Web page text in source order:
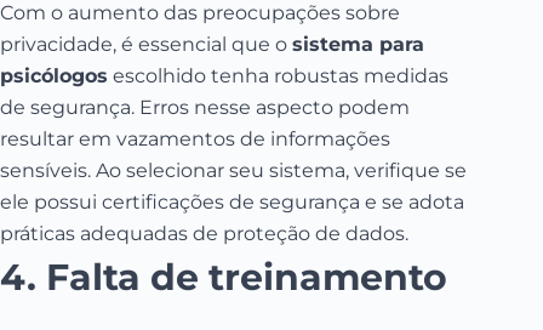
Com o aumento das preocupações sobre
privacidade, é essencial que o sistema para
psicólogos escolhido tenha robustas medidas
de segurança. Erros nesse aspecto podem
resultar em vazamentos de informações
sensíveis. Ao selecionar seu sistema, verifique se
ele possui certificações de segurança e se adota
práticas adequadas de proteção de dados.
4. Falta de treinamento